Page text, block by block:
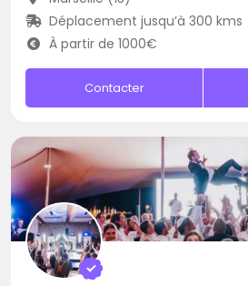
Déplacement jusqu’à 300 kms
À partir de 1000€
Contacter